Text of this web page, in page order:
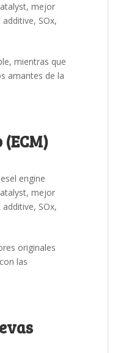
,mejor
additive, SOx,
mientras que
amantes de la
engine
,mejor
additive, SOx,
originales
las